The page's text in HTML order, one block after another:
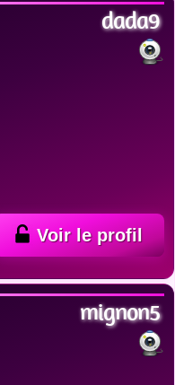
dada9
Voir le profil
mignon5